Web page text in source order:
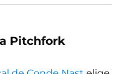
Pitchfork